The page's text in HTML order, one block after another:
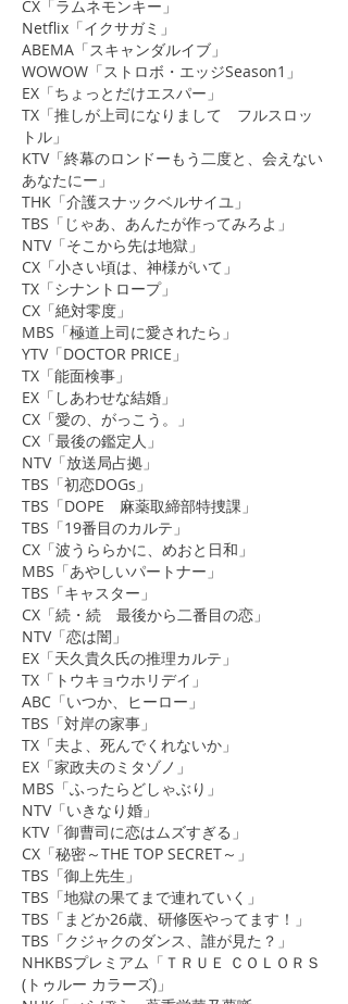
CX「ラムネモンキー」
​Netflix「イクサガミ」
ABEMA「スキャンダルイブ」
​WOWOW「ストロボ・エッジSeason1」
EX「ちょっとだけエスパー」
TX「推しが上司になりまして フルスロッ
トル」
​KTV「終幕のロンドーもう二度と、会えない
あなたにー」
THK「介護スナックベルサイユ」
TBS「じゃあ、あんたが作ってみろよ」
NTV「そこから先は地獄」
CX「小さい頃は、神様がいて」
TX「シナントロープ」
CX「絶対零度」
MBS「極道上司に愛されたら」
YTV「DOCTOR PRICE」
TX「能面検事」
​EX「しあわせな結婚」
​CX「愛の、がっこう。」
CX「最後の鑑定人」
NTV「放送局占拠」
TBS「初恋DOGs」
TBS「DOPE 麻薬取締部特捜課」
TBS「19番目のカルテ」
​CX「波うららかに、めおと日和」
MBS「あやしいパートナー」
TBS「キャスター」
​CX「続・続 最後から二番目の恋」
NTV「恋は闇」
EX「天久貴久氏の推理カルテ」
TX「トウキョウホリデイ」
ABC「いつか、ヒーロー」
​TBS「対岸の家事」
TX「夫よ、死んでくれないか」
​EX「家政夫のミタゾノ」
MBS「ふったらどしゃぶり」
NTV「いきなり婚」
KTV「御曹司に恋はムズすぎる」
CX「秘密～THE TOP SECRET～」
TBS「御上先生」
TBS「地獄の果てまで連れていく」
TBS「まどか26歳、研修医やってます！」
TBS「クジャクのダンス、誰が見た？」
​NHKBSプレミアム「ＴＲＵＥ ＣＯＬＯＲＳ
(トゥルー カラーズ)」